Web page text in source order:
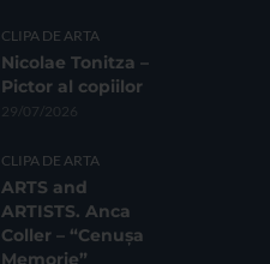
CLIPA DE ARTA
Nicolae Tonitza –
Pictor al copiilor
29/07/2026
CLIPA DE ARTA
ARTS and
ARTISTS. Anca
Coller – “Cenușa